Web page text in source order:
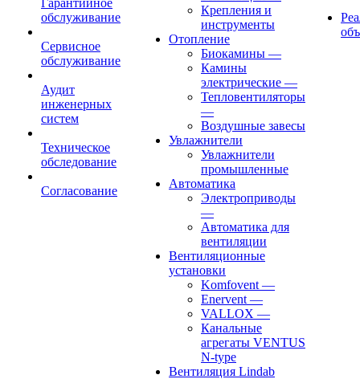
Гарантийное
обслуживание
Сервисное
обслуживание
Аудит
инженерных
систем
Техническое
обследование
Согласование
Крепления и
инструменты
Отопление
Биокамины —
Камины
электрические —
Тепловентиляторы
—
Воздушные завесы
Увлажнители
Увлажнители
промышленные
Автоматика
Электроприводы
—
Автоматика для
вентиляции
Вентиляционные
установки
Komfovent —
Enervent —
VALLOX —
Канальные
агрегаты VENTUS
N-type
Вентиляция Lindab